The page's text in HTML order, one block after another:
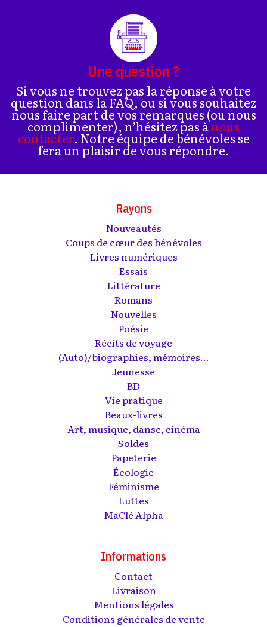
Une question ?
Si vous ne trouvez pas la réponse à votre
question dans la FAQ, ou si vous souhaitez
nous faire part de vos remarques (ou nous
complimenter), n’hésitez pas ànous
contacter. Notre équipe de bénévoles se
fera un plaisir de vous répondre.
Rayons
Nouveautés
Coups de cœur des bénévoles
Livres numériques
Essais
Littérature
Romans
Nouvelles
Poésie
Récits de voyage
(Auto)/biographies, mémoires...
Jeunesse
BD
Vie pratique
Beaux-livres
Art, musique, danse, cinéma
Soldes
Papeterie
Écologie
Féminisme
Luttes
MaClé Alpha
Informations
Contact
Livraison
Mentions légales
Conditions générales de vente